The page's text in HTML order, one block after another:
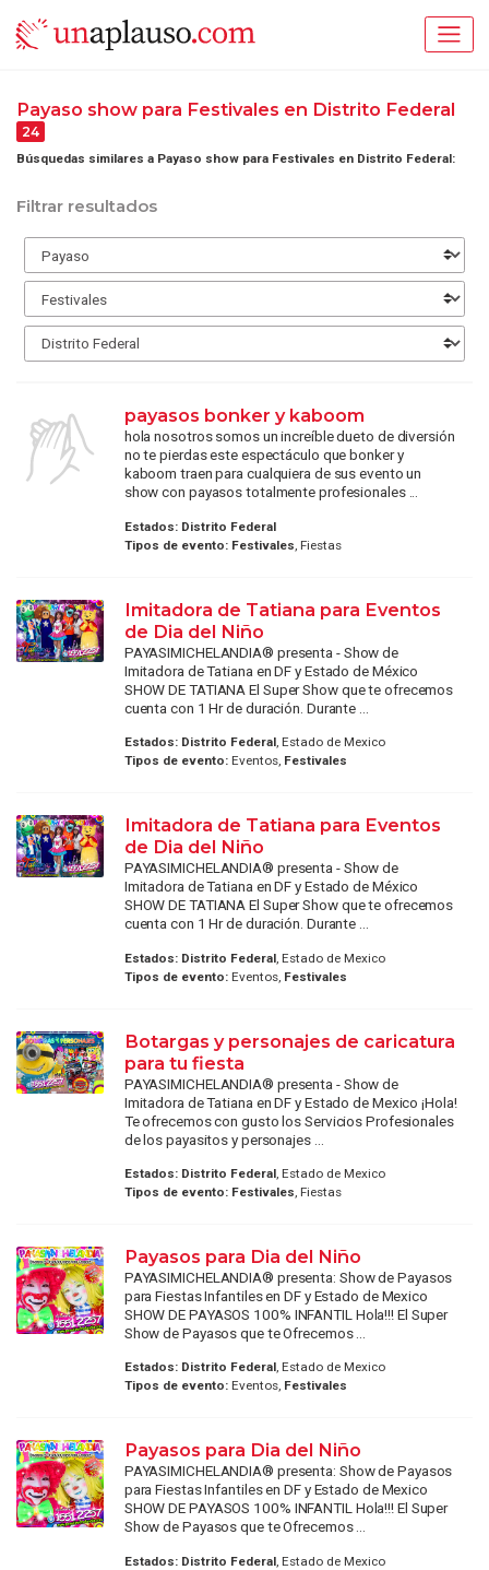
Payaso show para Festivales en Distrito Federal
24
Búsquedas similares a Payaso show para Festivales en Distrito Federal:
Filtrar resultados
payasos bonker y kaboom
hola nosotros somos un increíble dueto de diversión
no te pierdas este espectáculo que bonker y
kaboom traen para cualquiera de sus evento un
show con payasos totalmente profesionales ...
Estados: Distrito Federal
Tipos de evento: Festivales, Fiestas
Imitadora de Tatiana para Eventos
de Dia del Niño
PAYASIMICHELANDIA® presenta - Show de
Imitadora de Tatiana en DF y Estado de México
SHOW DE TATIANA El Super Show que te ofrecemos
cuenta con 1 Hr de duración. Durante ...
Estados: Distrito Federal, Estado de Mexico
Tipos de evento:Eventos, Festivales
Imitadora de Tatiana para Eventos
de Dia del Niño
PAYASIMICHELANDIA® presenta - Show de
Imitadora de Tatiana en DF y Estado de México
SHOW DE TATIANA El Super Show que te ofrecemos
cuenta con 1 Hr de duración. Durante ...
Estados: Distrito Federal, Estado de Mexico
Tipos de evento:Eventos, Festivales
Botargas y personajes de caricatura
para tu fiesta
PAYASIMICHELANDIA® presenta - Show de
Imitadora de Tatiana en DF y Estado de Mexico ¡Hola!
Te ofrecemos con gusto los Servicios Profesionales
de los payasitos y personajes ...
Estados: Distrito Federal, Estado de Mexico
Tipos de evento: Festivales, Fiestas
Payasos para Dia del Niño
PAYASIMICHELANDIA® presenta: Show de Payasos
para Fiestas Infantiles en DF y Estado de Mexico
SHOW DE PAYASOS 100% INFANTIL Hola!!! El Super
Show de Payasos que te Ofrecemos ...
Estados: Distrito Federal, Estado de Mexico
Tipos de evento:Eventos, Festivales
Payasos para Dia del Niño
PAYASIMICHELANDIA® presenta: Show de Payasos
para Fiestas Infantiles en DF y Estado de Mexico
SHOW DE PAYASOS 100% INFANTIL Hola!!! El Super
Show de Payasos que te Ofrecemos ...
Estados: Distrito Federal, Estado de Mexico